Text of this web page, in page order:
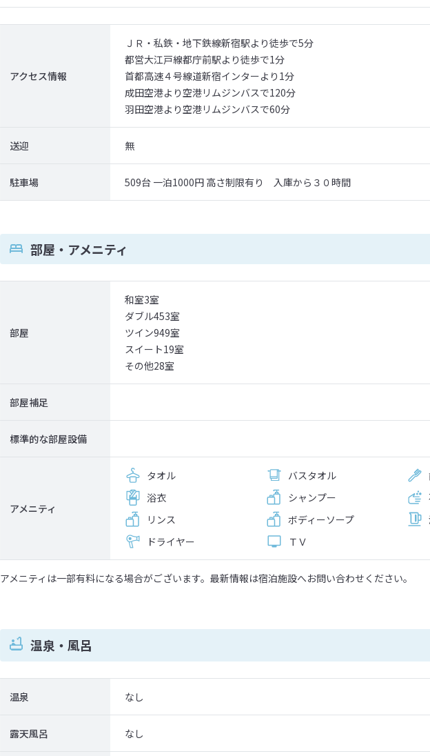
アクセス情報
ＪＲ・私鉄・地下鉄線新宿駅より徒歩で5分
都営大江戸線都庁前駅より徒歩で1分
首都高速４号線道新宿インターより1分
成田空港より空港リムジンバスで120分
羽田空港より空港リムジンバスで60分
送迎 無
駐車場 509台 一泊1000円 高さ制限有り 入庫から３０時間
部屋・アメニティ
部屋
和室3室
ダブル453室
ツイン949室
スイート19室
その他28室
部屋補足
標準的な部屋設備
アメニティ
タオル バスタオル
浴衣
シャンプー
リンス
ボディーソープ
ドライヤー
ＴＶ
アメニティは一部有料になる場合がございます。最新情報は宿泊施設へお問い合わせください。
温泉・風呂
温泉 なし
露天風呂 なし